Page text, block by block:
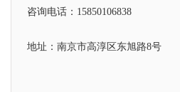
咨询电话：15850106838
地址：南京市高淳区东旭路8号